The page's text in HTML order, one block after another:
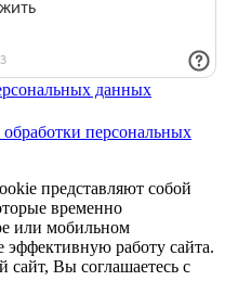
данных
персональных
представляют собой
временно
или мобильном
эффективную работу сайта.
Вы соглашаетесь с